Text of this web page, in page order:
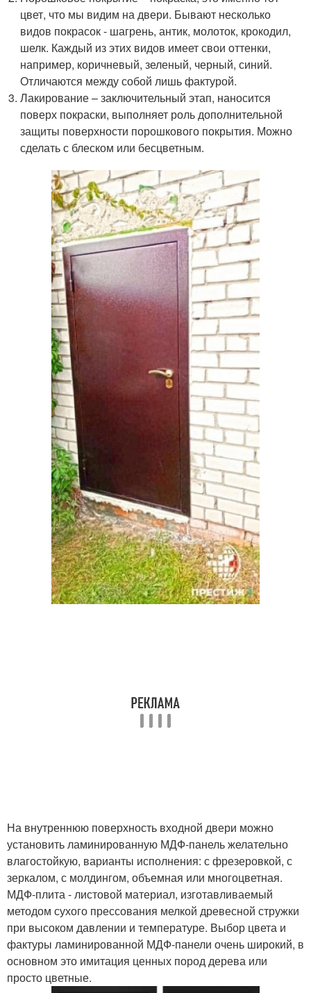
цвет, что мы видим на двери. Бывают несколько
видов покрасок - шагрень, антик, молоток, крокодил,
шелк. Каждый из этих видов имеет свои оттенки,
например, коричневый, зеленый, черный, синий.
Отличаются между собой лишь фактурой.
Лакирование – заключительный этап, наносится
поверх покраски, выполняет роль дополнительной
защиты поверхности порошкового покрытия. Можно
сделать с блеском или бесцветным.
На внутреннюю поверхность входной двери можно
установить ламинированную МДФ-панель желательно
влагостойкую, варианты исполнения: с фрезеровкой, с
зеркалом, с молдингом, объемная или многоцветная.
МДФ-плита - листовой материал, изготавливаемый
методом сухого прессования мелкой древесной стружки
при высоком давлении и температуре. Выбор цвета и
фактуры ламинированной МДФ-панели очень широкий, в
основном это имитация ценных пород дерева или
просто цветные.